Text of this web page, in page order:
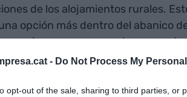
- Do Not Process My
opt-out of the sale, sharing to third parties, or
de los alojamientos rurales.
opción más dentro del abanico
y que aspectos como
de los pueblos, la proximidad del
gran número de viajeros”.